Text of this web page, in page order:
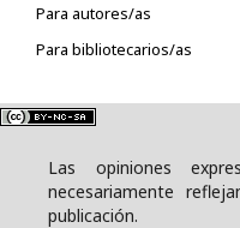
Para autores/as
Para bibliotecarios/as
Las opiniones
necesariamente
publicación.